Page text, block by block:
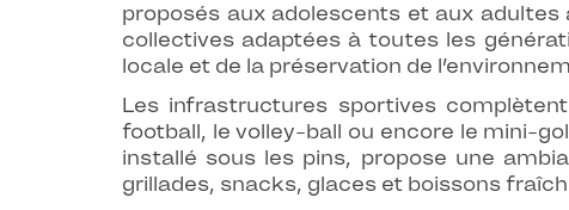
proposés aux adolescents et aux
collectives adaptées à toutes les
locale et de la préservation de
Les infrastructures sportives
football, le volley-ball ou encore le mini-
installé sous les pins, propose une
grillades, snacks, glaces et boissons